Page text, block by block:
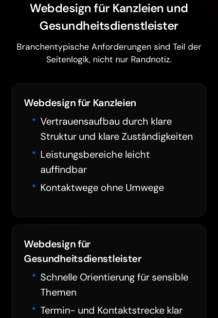
Webdesign für Kanzleien und
Gesundheitsdienstleister
Branchentypische Anforderungen sind Teil der
Seitenlogik, nicht nur Randnotiz.
Webdesign für Kanzleien
Vertrauensaufbau durch klare
Struktur und klare Zuständigkeiten
Leistungsbereiche leicht
auffindbar
Kontaktwege ohne Umwege
Webdesign für
Gesundheitsdienstleister
Schnelle Orientierung für sensible
Themen
Termin- und Kontaktstrecke klar